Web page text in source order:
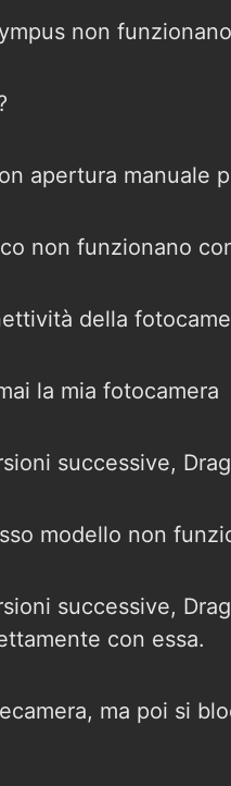
non
apertura manuale
non funzionano
della
la mia fotocamera
successive,
modello non
successive,
con essa.
ma poi si